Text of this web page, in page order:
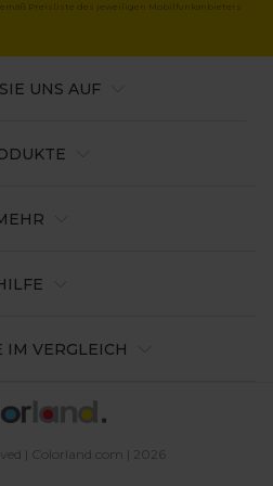
Preisliste des jeweiligen Mobilfunkanbieters
IM VERGLEICH
UNS AUF
| Colorland.com | 2026